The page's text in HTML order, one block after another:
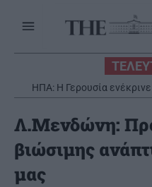
ΗΠΑ: Η Γερουσία
Λ.Μενδώνη:
βιώσιμης
μας